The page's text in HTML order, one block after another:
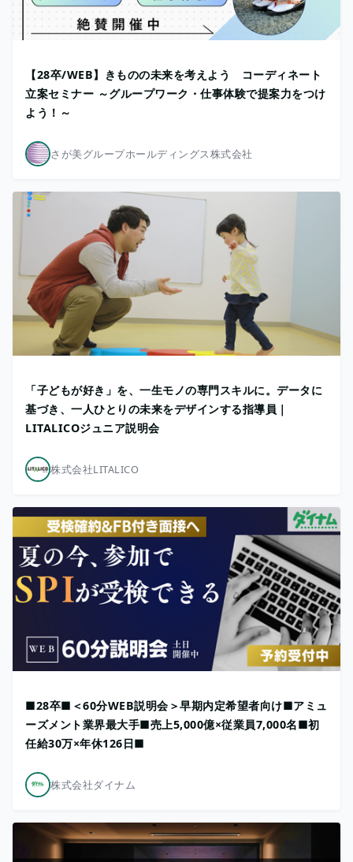
【28卒/WEB】きものの未来を考えよう コーディネート
立案セミナー ～グループワーク・仕事体験で提案力をつけ
よう！～
さが美グループホールディングス株式会社
「子どもが好き」を、一生モノの専門スキルに。データに
基づき、一人ひとりの未来をデザインする指導員｜
LITALICOジュニア説明会
株式会社LITALICO
■28卒■＜60分WEB説明会＞早期内定希望者向け■アミュ
ーズメント業界最大手■売上5,000億×従業員7,000名■初
任給30万×年休126日■
株式会社ダイナム